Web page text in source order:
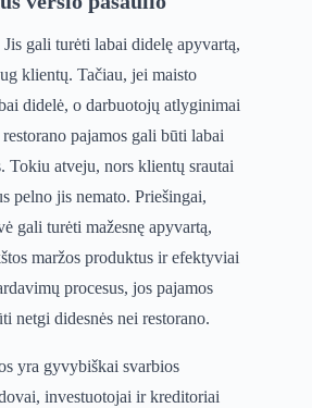
gali turėti labai didelę apyvartą,
klientų. Tačiau, jei maisto
didelė, o darbuotojų atlyginimai
pajamos gali būti labai
Tokiu atveju, nors klientų srautai
pelno jis nemato. Priešingai,
gali turėti mažesnę apyvartą,
maržos produktus ir efektyviai
procesus, jos pajamos
netgi didesnės nei restorano.
yra gyvybiškai svarbios
investuotojai ir kreditoriai